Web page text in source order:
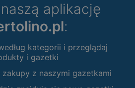
aplikację
:
kategorii i przeglądaj
i gazetki
zakupy z naszymi gazetkami